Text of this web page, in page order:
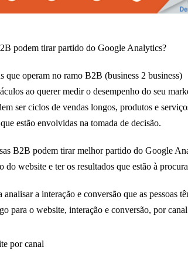
podem tirar partido do Google Analytics?
que operam no ramo B2B (business 2 business)
ao querer medir o desempenho do seu
ser ciclos de vendas longos, produtos e
estão envolvidas na tomada de decisão.
B2B podem tirar melhor partido do Google
do website e ter os resultados que estão à
a interação e conversão que as pessoas
para o website, interação e conversão, por
por canal